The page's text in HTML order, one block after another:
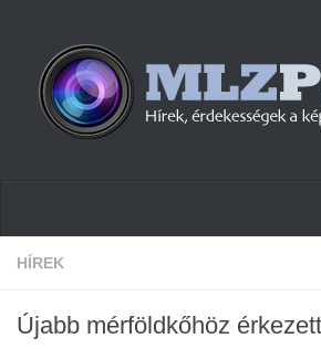
Hírek
Cikkek
HÍREK
Újabb mérföldkőhöz